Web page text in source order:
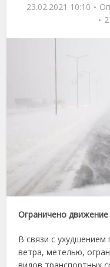
23.02.2021 10:10
Ограничено
В связи с ухудшением
ветра, метелью,